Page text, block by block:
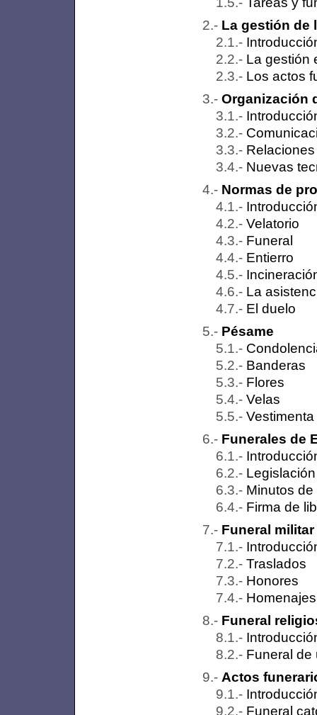
La gestión de
La gestión
Los actos
Organización
Nuevas
Normas de
Velatorio
Funeral
Entierro
La
El duelo
Pésame
Banderas
Flores
Velas
Vestimenta
Funerales de
Minutos
Firma de
Funeral militar
Traslados
Honores
Homenajes
Funeral
Funeral de
Actos
Funeral